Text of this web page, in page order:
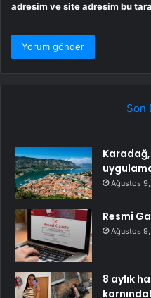
adresim ve site adresim bu
Son
Ağustos
Resmi
Ağustos
8 aylık